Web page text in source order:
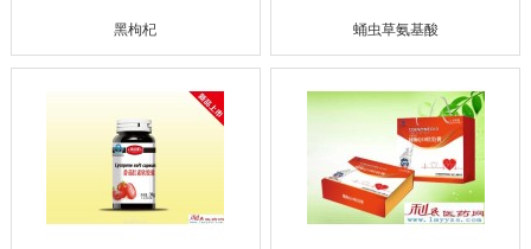
黑枸杞 蛹虫草氨基酸